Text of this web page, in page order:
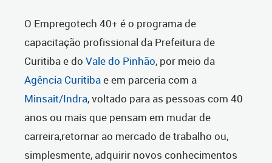
O Empregotech 40+ é o programa de
capacitação profissional da Prefeitura de
Curitiba e do Vale do Pinhão, por meio da
Agência Curitibae em parceria com a
Minsait/Indra, voltado para as pessoas com 40
anos ou mais que pensam em mudar de
carreira,retornar ao mercado de trabalho ou,
simplesmente, adquirir novos conhecimentos